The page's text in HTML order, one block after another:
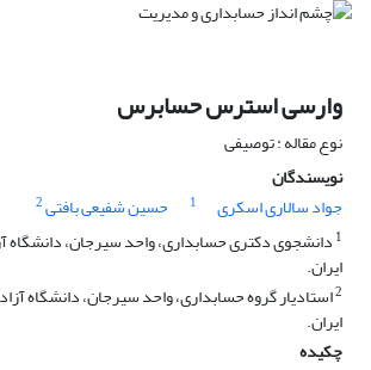
وارسی استرس حسابرس
نوع مقاله : توصیفی
نویسندگان
جواد سالاری اسکری
1 حسین شفیعی بافتی2
1 دانشجوی دکتری حسابداری، واحد سیرجان، دانشگاه
ایران.
2استادیار گروه حسابداری، واحد سیرجان، دانشگاه
ایران.
چکیده